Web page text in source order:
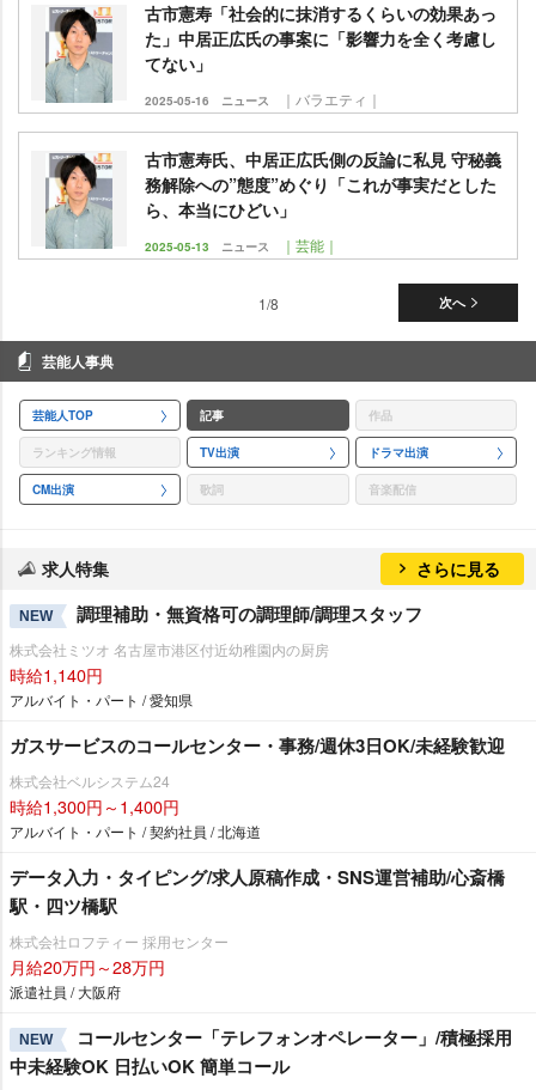
古市憲寿「社会的に抹消するくらいの効果あっ
た」中居正広氏の事案に「影響力を全く考慮し
てない」
2025-05-16 ニュース ｜バラエティ｜
古市憲寿氏、中居正広氏側の反論に私見 守秘義
務解除への”態度”めぐり「これが事実だとした
ら、本当にひどい」
2025-05-13 ニュース ｜芸能｜
次へ
1/8
芸能人事典
芸能人TOP 記事 作品
ランキング情報 TV出演 ドラマ出演
CM出演 歌詞 音楽配信
求人特集 さらに見る
NEW 調理補助・無資格可の調理師/調理スタッフ
株式会社ミツオ 名古屋市港区付近幼稚園内の厨房
時給1,140円
アルバイト・パート / 愛知県
ガスサービスのコールセンター・事務/週休3日OK/未経験歓迎
株式会社ベルシステム24
時給1,300円～1,400円
アルバイト・パート / 契約社員 / 北海道
データ入力・タイピング/求人原稿作成・SNS運営補助/心斎橋
駅・四ツ橋駅
株式会社ロフティー 採用センター
月給20万円～28万円
派遣社員 / 大阪府
NEW
コールセンター「テレフォンオペレーター」/積極採用
中未経験OK 日払いOK 簡単コール